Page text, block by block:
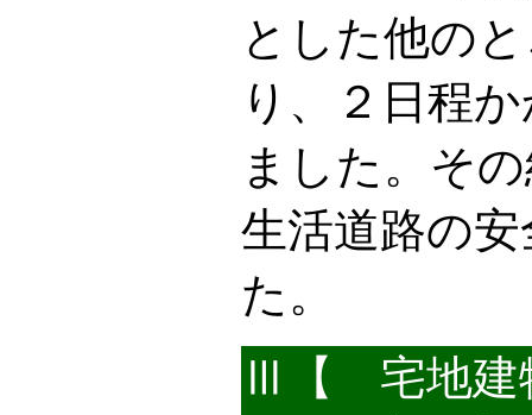
とした他の
り、２日程
ました。そ
生活道路の
た。
Ⅲ【 宅地建